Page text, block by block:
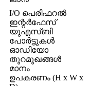
I/O പെരിഫറൽ
ഇന്റർഫേസ്
യുഎസ്ബി
പോർട്ടുകൾ
ഓഡിയോ
തുറമുഖങ്ങൾ
മാനം
ഉപകരണം (H x W x